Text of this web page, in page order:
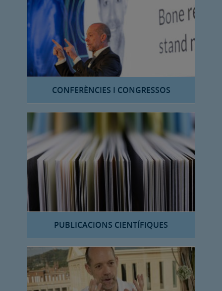
CONFERÈNCIES I CONGRESSOS
PUBLICACIONS CIENTÍFIQUES